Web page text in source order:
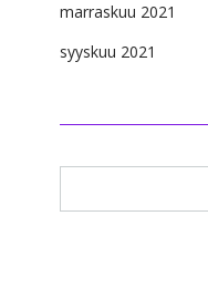
marraskuu 2021
syyskuu 2021